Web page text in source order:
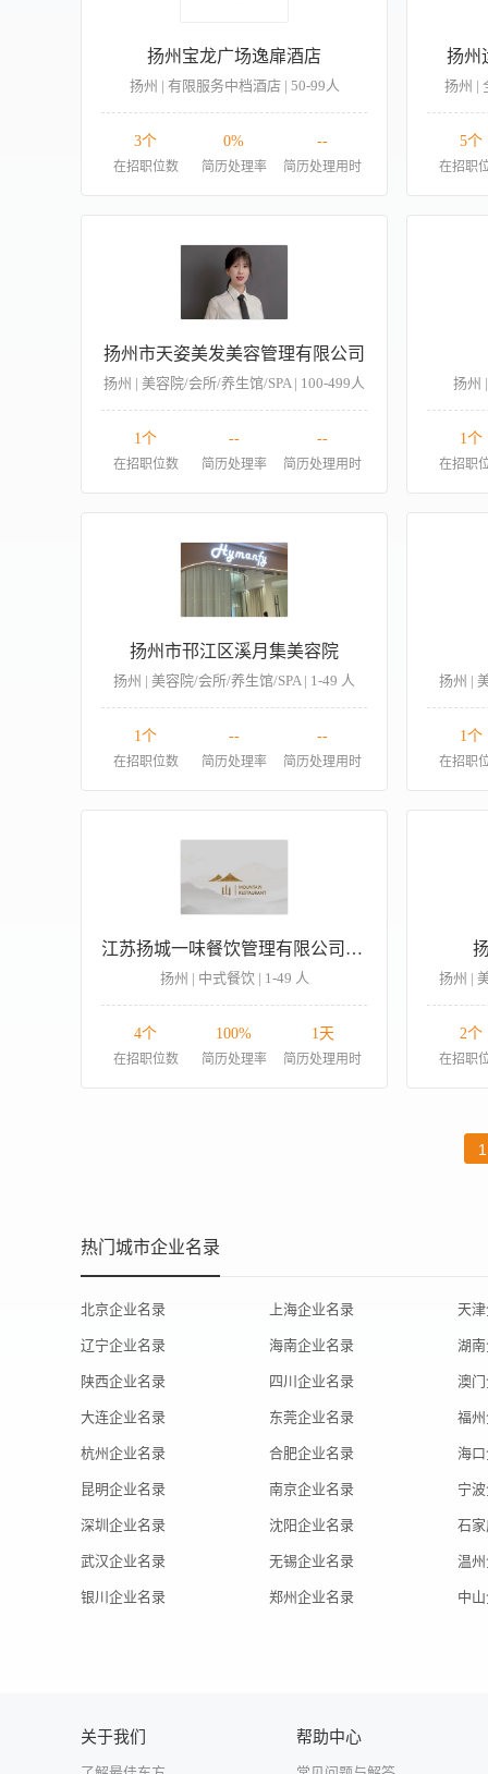
扬州宝龙广场逸扉酒店
扬州 | 有限服务中档酒店 | 50-99人
3个
在招职位数
0%
简历处理率
--
简历处理用时
扬州
扬州 |
5个
在招职
扬州市天姿美发美容管理有限公司
扬州 | 美容院/会所/养生馆/SPA | 100-499人
1个
在招职位数
--
简历处理率
--
简历处理用时
扬州
1个
在招职
扬州市邗江区溪月集美容院
扬州 | 美容院/会所/养生馆/SPA | 1-49 人
1个
在招职位数
--
简历处理率
--
简历处理用时
扬州 |
1个
在招职
江苏扬城一味餐饮管理有限公司山餐厅分公司
扬州 | 中式餐饮 | 1-49 人
4个
在招职位数
100%
简历处理率
1天
简历处理用时
扬州 |
2个
在招职
1
热门城市企业名录
北京企业名录 上海企业名录 天
辽宁企业名录 海南企业名录 湖
陕西企业名录 四川企业名录 澳
大连企业名录 东莞企业名录 福
杭州企业名录 合肥企业名录 海
昆明企业名录 南京企业名录 宁
深圳企业名录 沈阳企业名录 石
武汉企业名录 无锡企业名录 温
银川企业名录 郑州企业名录 中
关于我们 帮助中心